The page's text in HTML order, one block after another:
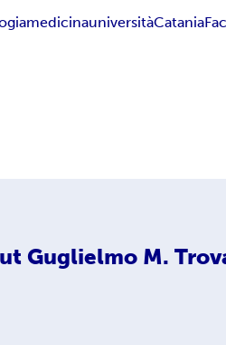
medicinauniversitàCatania
Guglielmo M.